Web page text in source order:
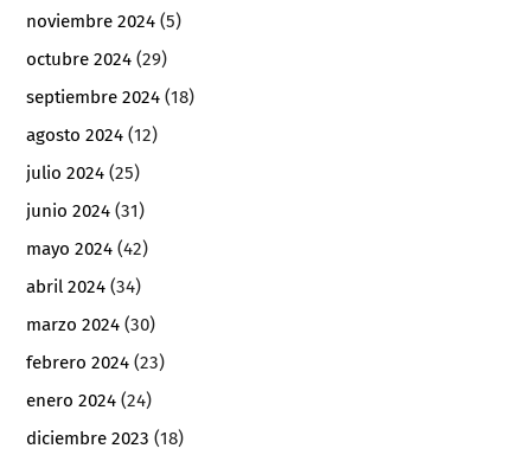
noviembre 2024 (5)
octubre 2024 (29)
septiembre 2024 (18)
agosto 2024 (12)
julio 2024 (25)
junio 2024 (31)
mayo 2024 (42)
abril 2024 (34)
marzo 2024 (30)
febrero 2024 (23)
enero 2024 (24)
diciembre 2023 (18)